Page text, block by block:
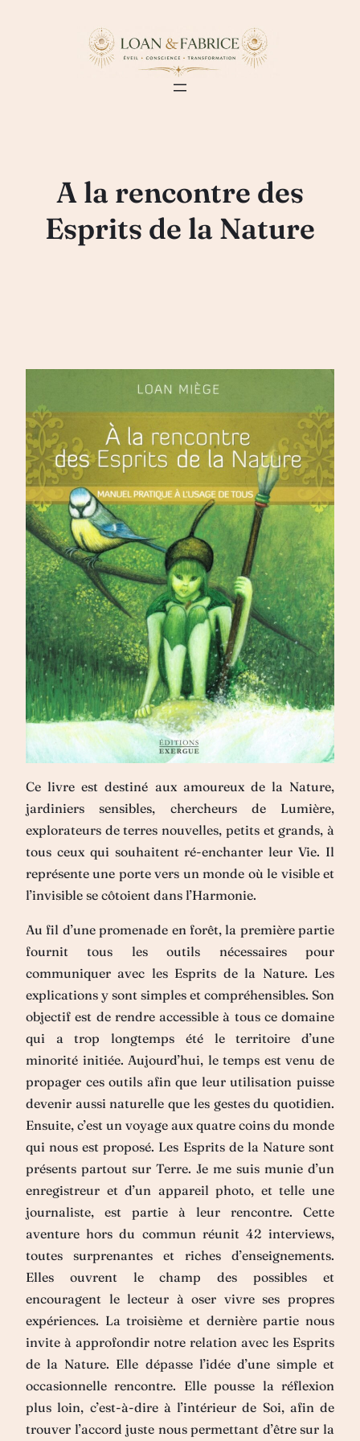
A la rencontre des
Esprits de la Nature
Ce livre est destiné aux amoureux de la Nature,
jardiniers sensibles, chercheurs de Lumière,
explorateurs de terres nouvelles, petits et grands, à
tous ceux qui souhaitent ré-enchanter leur Vie. Il
représente une porte vers un monde où le visible et
l’invisible se côtoient dans l’Harmonie.
Au fil d’une promenade en forêt, la première partie
fournit tous les outils nécessaires pour
communiquer avec les Esprits de la Nature. Les
explications y sont simples et compréhensibles. Son
objectif est de rendre accessible à tous ce domaine
qui a trop longtemps été le territoire d’une
minorité initiée. Aujourd’hui, le temps est venu de
propager ces outils afin que leur utilisation puisse
devenir aussi naturelle que les gestes du quotidien.
Ensuite, c’est un voyage aux quatre coins du monde
qui nous est proposé. Les Esprits de la Nature sont
présents partout sur Terre. Je me suis munie d’un
enregistreur et d’un appareil photo, et telle une
journaliste, est partie à leur rencontre. Cette
aventure hors du commun réunit 42 interviews,
toutes surprenantes et riches d’enseignements.
Elles ouvrent le champ des possibles et
encouragent le lecteur à oser vivre ses propres
expériences. La troisième et dernière partie nous
invite à approfondir notre relation avec les Esprits
de la Nature. Elle dépasse l’idée d’une simple et
occasionnelle rencontre. Elle pousse la réflexion
plus loin, c’est-à-dire à l’intérieur de Soi, afin de
trouver l’accord juste nous permettant d’être sur la